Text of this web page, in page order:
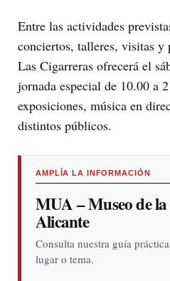
Entre las actividades
conciertos, talleres, visitas y
Las Cigarreras ofrecerá el
jornada especial de 10.00 a
exposiciones, música en
distintos públicos.
AMPLÍA LA INFORMACIÓN
MUA – Museo de
Alicante
Consulta nuestra guía
lugar o tema.